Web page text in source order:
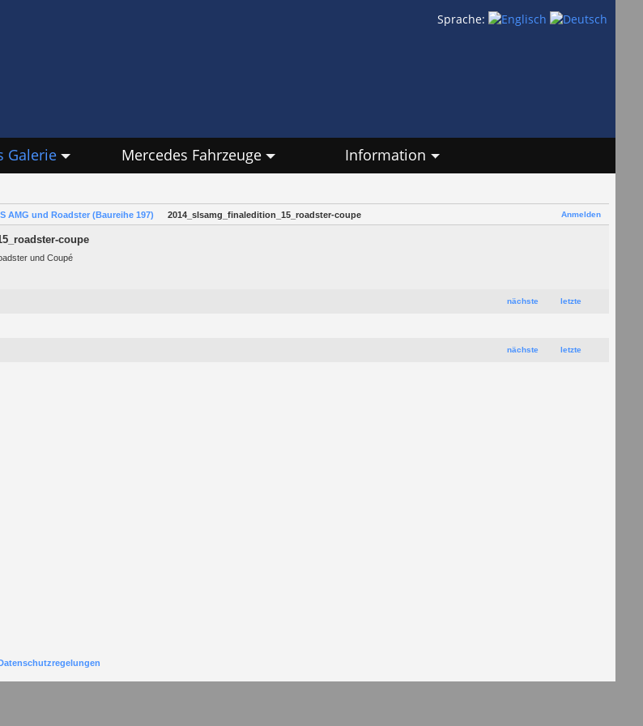
Sprache:
Galerie Mercedes Fahrzeuge Information
Anmelden
AMG und Roadster (Baureihe 197) 2014_slsamg_finaledition_15_roadster-coupe
coupe
und Coupé
nächste letzte
nächste letzte